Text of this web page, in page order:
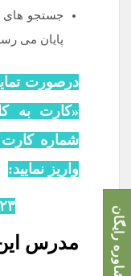
جستجو های
پایان می
درصورت
«کارت به
شماره کارت
واریز نمایید:
مدرس مشاوره رایگان